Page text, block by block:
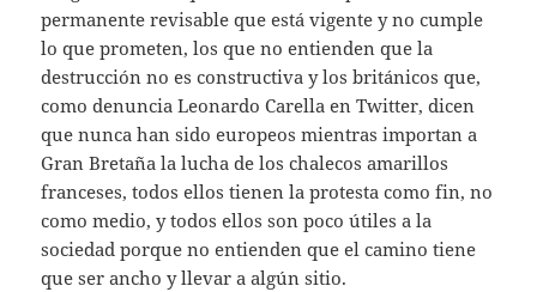
permanente revisable que está vigente y no cumple
lo que prometen, los que no entienden que la
destrucción no es constructiva y los británicos que,
como denuncia Leonardo Carella en Twitter, dicen
que nunca han sido europeos mientras importan a
Gran Bretaña la lucha de los chalecos amarillos
franceses, todos ellos tienen la protesta como fin, no
como medio, y todos ellos son poco útiles a la
sociedad porque no entienden que el camino tiene
que ser ancho y llevar a algún sitio.